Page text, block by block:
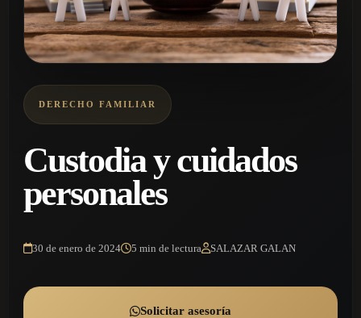
DERECHO FAMILIAR
Custodia y cuidados
personales
30 de enero de 2024 5 min de lectura SALAZAR GALAN
Solicitar asesoría